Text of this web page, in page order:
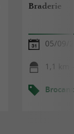
Braderie
05/09/
1,1 km